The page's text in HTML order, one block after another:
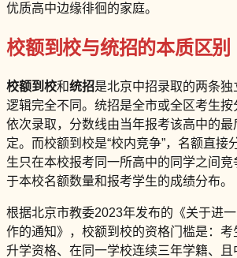
优质高中边缘徘徊的家庭。
校额到校与统招的本质区别
校额到校和统招是北京中招录取的两条
逻辑完全不同。统招是全市或全区考生
依次录取，分数线由当年报考该高中的
定。而校额到校是“校内竞争”，名额直接
生只在本校报考同一所高中的同学之间
于本校名额数量和报考学生的成绩分布。
根据北京市教委2023年发布的《关于进
作的通知》，校额到校的资格门槛是：
升学资格、在同一学校连续三年学籍、